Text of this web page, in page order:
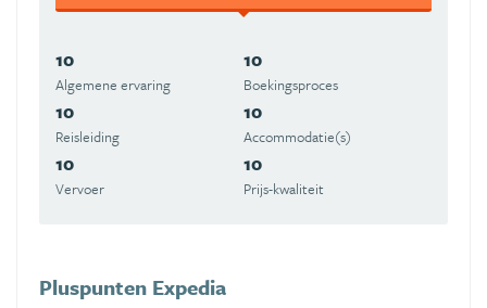
10
Algemene ervaring
10
Boekingsproces
10
Reisleiding
10
Accommodatie(s)
10
Vervoer
10
Prijs-kwaliteit
Pluspunten Expedia